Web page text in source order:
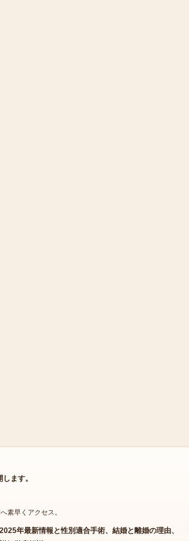
ます。
素早くアクセス。
年最新情報と性別適合手術、結婚と離婚の理由、